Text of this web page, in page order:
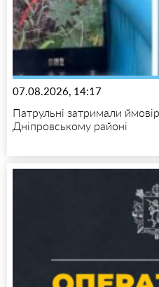
07.08.2026, 14:17
Патрульні затримали
Дніпровському районі